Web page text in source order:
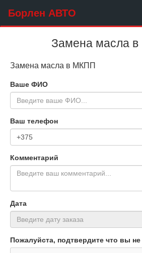
Борлен АВТО
Замена масла
Замена масла в МКПП
Ваше ФИО
Ваш телефон
Комментарий
Дата
Пожалуйста, подтвердите что вы